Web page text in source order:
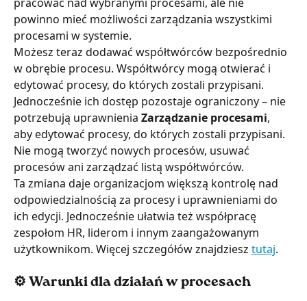
powinno mieć możliwości zarządzania wszystkimi
procesami w systemie.
Możesz teraz dodawać współtwórców bezpośrednio
w obrębie procesu. Współtwórcy mogą otwierać i
edytować procesy, do których zostali przypisani.
Jednocześnie ich dostęp pozostaje ograniczony – nie
potrzebują uprawnienia Zarządzanie procesami,
aby edytować procesy, do których zostali przypisani.
Nie mogą tworzyć nowych procesów, usuwać
procesów ani zarządzać listą współtwórców.
Ta zmiana daje organizacjom większą kontrolę nad
odpowiedzialnością za procesy i uprawnieniami do
ich edycji. Jednocześnie ułatwia też współpracę
zespołom HR, liderom i innym zaangażowanym
użytkownikom. Więcej szczegółów znajdziesz tutaj.
⚙️ Warunki dla działań w procesach